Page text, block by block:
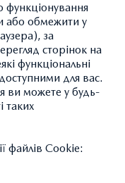
або обмежити у
за
сторінок на
функціональні
для вас.
ви можете у будь-
таких
файлів Cookie: